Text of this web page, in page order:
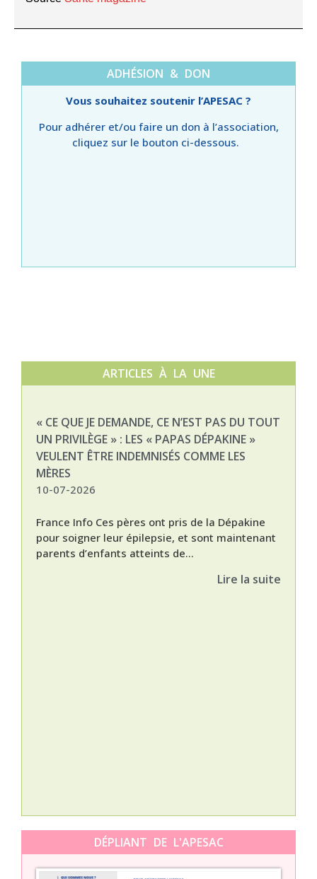
ADHÉSION & DON
Vous souhaitez soutenir l’APESAC ?
Pour adhérer et/ou faire un don à l’association,
cliquez sur le bouton ci-dessous.
ARTICLES À LA UNE
« CE QUE JE DEMANDE, CE N’EST PAS DU TOUT
UN PRIVILÈGE » : LES « PAPAS DÉPAKINE »
VEULENT ÊTRE INDEMNISÉS COMME LES
MÈRES
10-07-2026
France Info Ces pères ont pris de la Dépakine
pour soigner leur épilepsie, et sont maintenant
parents d’enfants atteints de...
Lire la suite
DÉPLIANT DE L'APESAC